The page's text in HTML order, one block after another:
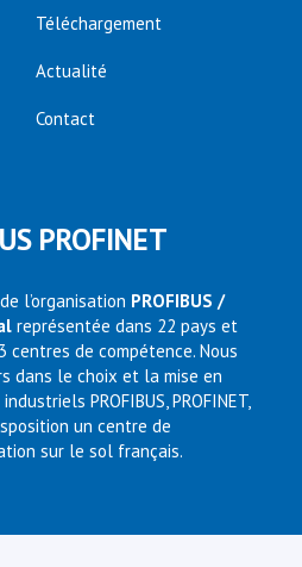
Téléchargement
Actualité
Contact
PROFINET
l’organisation PROFIBUS /
représentée dans 22 pays et
centres de compétence. Nous
dans le choix et la mise en
PROFIBUS, PROFINET,
un centre de
sur le sol français.